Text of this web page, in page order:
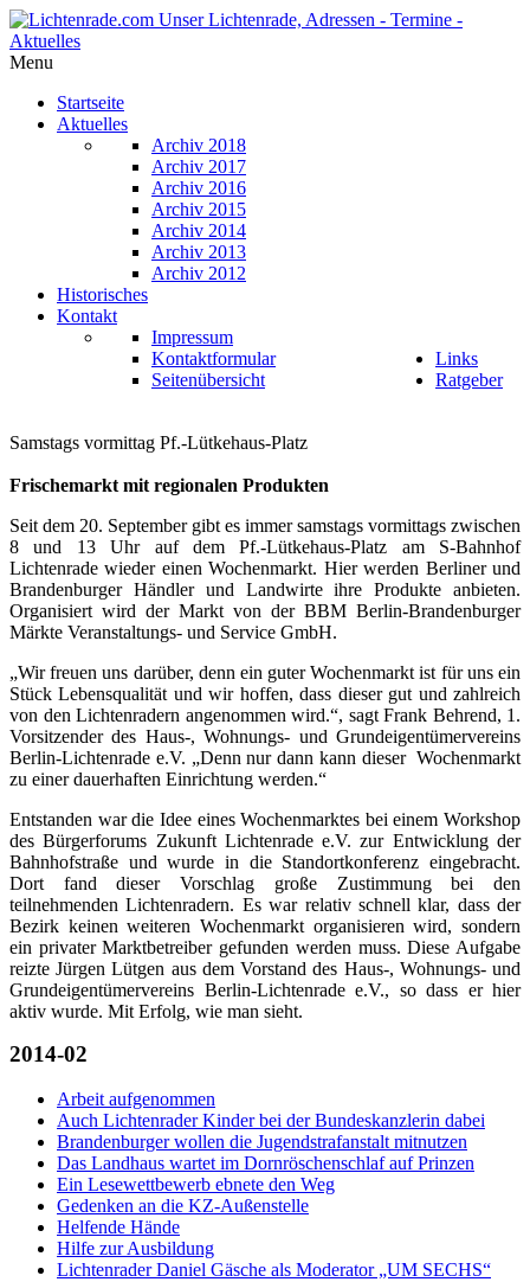
Menu
Startseite
Aktuelles
Archiv 2018
Archiv 2017
Archiv 2016
Archiv 2015
Archiv 2014
Archiv 2013
Archiv 2012
Historisches
Kontakt
Impressum
Kontaktformular
Seitenübersicht
Links
Ratgeber
Samstags vormittag Pf.-Lütkehaus-Platz
Frischemarkt mit regionalen Produkten
Seit dem 20. September gibt es immer samstags vormittags zwischen
8 und 13 Uhr auf dem Pf.-Lütkehaus-Platz am S-Bahnhof
Lichtenrade wieder einen Wochenmarkt. Hier werden Berliner und
Brandenburger Händler und Landwirte ihre Produkte anbieten.
Organisiert wird der Markt von der BBM Berlin-Brandenburger
Märkte Veranstaltungs- und Service GmbH.
„Wir freuen uns darüber, denn ein guter Wochenmarkt ist für uns ein
Stück Lebensqualität und wir hoffen, dass dieser gut und zahlreich
von den Lichtenradern angenommen wird.“, sagt Frank Behrend, 1.
Vorsitzender des Haus-, Wohnungs- und Grundeigentümervereins
Berlin-Lichtenrade e.V. „Denn nur dann kann dieser Wochenmarkt
zu einer dauerhaften Einrichtung werden.“
Entstanden war die Idee eines Wochenmarktes bei einem Workshop
des Bürgerforums Zukunft Lichtenrade e.V. zur Entwicklung der
Bahnhofstraße und wurde in die Standortkonferenz eingebracht.
Dort fand dieser Vorschlag große Zustimmung bei den
teilnehmenden Lichtenradern. Es war relativ schnell klar, dass der
Bezirk keinen weiteren Wochenmarkt organisieren wird, sondern
ein privater Marktbetreiber gefunden werden muss. Diese Aufgabe
reizte Jürgen Lütgen aus dem Vorstand des Haus-, Wohnungs- und
Grundeigentümervereins Berlin-Lichtenrade e.V., so dass er hier
aktiv wurde. Mit Erfolg, wie man sieht.
2014-02
Arbeit aufgenommen
Auch Lichtenrader Kinder bei der Bundeskanzlerin dabei
Brandenburger wollen die Jugendstrafanstalt mitnutzen
Das Landhaus wartet im Dornröschenschlaf auf Prinzen
Ein Lesewettbewerb ebnete den Weg
Gedenken an die KZ-Außenstelle
Helfende Hände
Hilfe zur Ausbildung
Lichtenrader Daniel Gäsche als Moderator „UM SECHS“